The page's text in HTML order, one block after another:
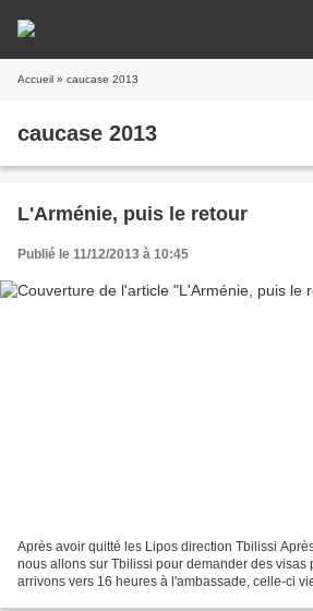
Accueil » caucase 2013
caucase 2013
L'Arménie, puis le retour
Publié le 11/12/2013 à 10:45
Après avoir quitté les Lipos direction Tbilissi
nous allons sur Tbilissi pour demander des visas
arrivons vers 16 heures à l'ambassade, celle-ci